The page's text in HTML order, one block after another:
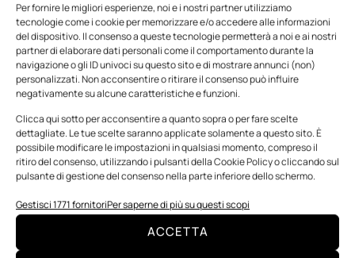
Per fornire le migliori esperienze, noi e i nostri partner utilizziamo
tecnologie come i cookie per memorizzare e/o accedere alle informazioni
del dispositivo. Il consenso a queste tecnologie permetterà a noi e ai nostri
partner di elaborare dati personali come il comportamento durante la
navigazione o gli ID univoci su questo sito e di mostrare annunci (non)
personalizzati. Non acconsentire o ritirare il consenso può influire
negativamente su alcune caratteristiche e funzioni.
Clicca qui sotto per acconsentire a quanto sopra o per fare scelte
dettagliate. Le tue scelte saranno applicate solamente a questo sito. È
possibile modificare le impostazioni in qualsiasi momento, compreso il
ritiro del consenso, utilizzando i pulsanti della Cookie Policy o cliccando sul
pulsante di gestione del consenso nella parte inferiore dello schermo.
Gestisci 1771 fornitoriPer saperne di più su questi scopi
ACCETTA
n.5 - Giugno 2026 n.4 - Maggio 2026
Edicola Web
Notizie da Meccanicanews
I nanonastri di grafene come potenziali sensori per i
Una nuova mano robotica passa da una pinza all’altra